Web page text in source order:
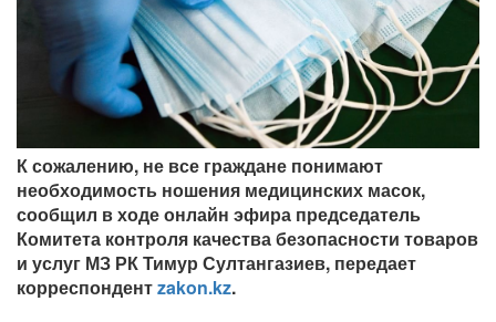
К сожалению, не все граждане понимают
необходимость ношения медицинских масок,
сообщил в ходе онлайн эфира председатель
Комитета контроля качества безопасности товаров
и услуг МЗ РК Тимур Султангазиев, передает
корреспондентzakon.kz.